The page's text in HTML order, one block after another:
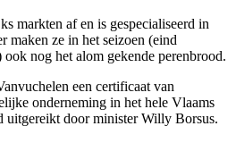
markten af en is gespecialiseerd in
maken ze in het seizoen (eind
nog het alom gekende perenbrood.
een certificaat van
onderneming in het hele Vlaams
uitgereikt door minister Willy Borsus.